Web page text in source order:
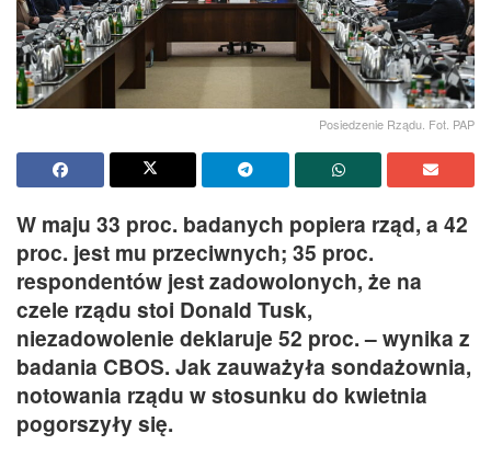
Posiedzenie Rządu. Fot. PAP
W maju 33 proc. badanych popiera rząd, a 42
proc. jest mu przeciwnych; 35 proc.
respondentów jest zadowolonych, że na
czele rządu stoi Donald Tusk,
niezadowolenie deklaruje 52 proc. – wynika z
badania CBOS. Jak zauważyła sondażownia,
notowania rządu w stosunku do kwietnia
pogorszyły się.